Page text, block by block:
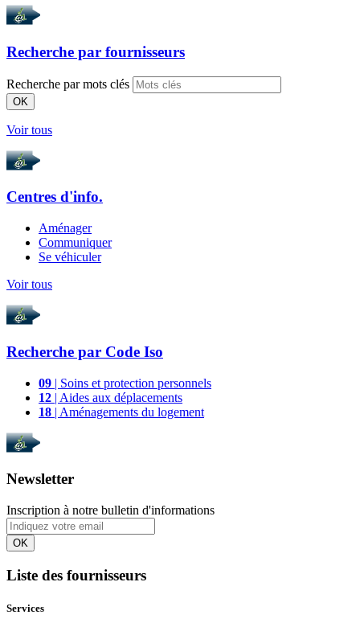
Recherche par fournisseurs
Recherche par mots clés
OK
Voir tous
Centres d'info.
Aménager
Communiquer
Se véhiculer
Voir tous
Recherche par Code Iso
09 | Soins et protection personnels
12 | Aides aux déplacements
18 | Aménagements du logement
Newsletter
Inscription à notre bulletin d'informations
OK
Liste des fournisseurs
Services